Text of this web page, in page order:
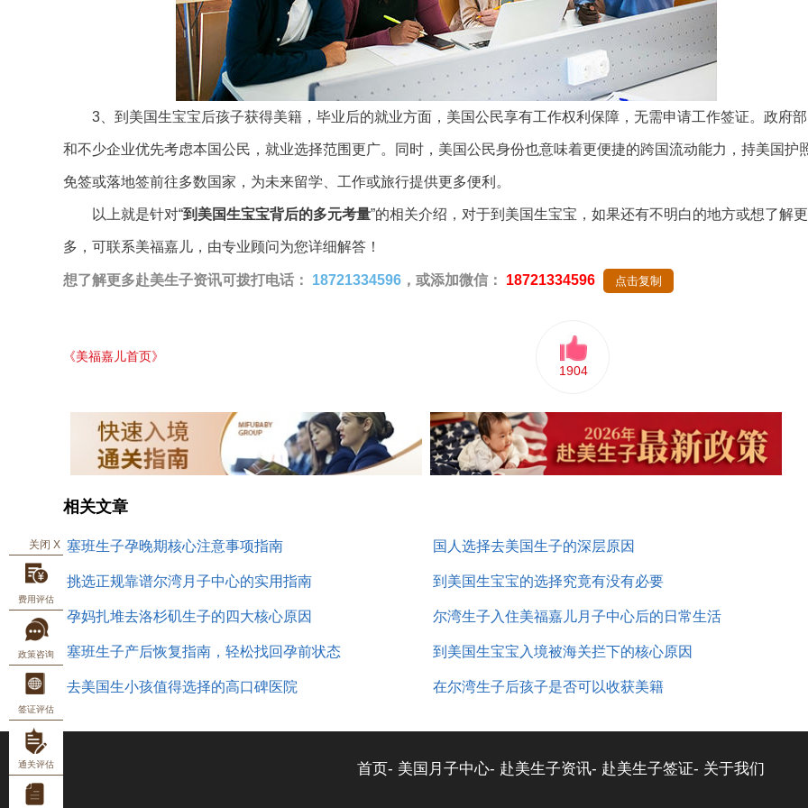
3、到美国生宝宝后孩子获得美籍，毕业后的就业方面，美国公民享有工作权利保障，无需申请工作签证。政府部
和不少企业优先考虑本国公民，就业选择范围更广。同时，美国公民身份也意味着更便捷的跨国流动能力，持美国护
免签或落地签前往多数国家，为未来留学、工作或旅行提供更多便利。
以上就是针对“到美国生宝宝背后的多元考量”的相关介绍，对于到美国生宝宝，如果还有不明白的地方或想了解更
多，可联系美福嘉儿，由专业顾问为您详细解答！
想了解更多赴美生子资讯可拨打电话： 18721334596 ，或添加微信： 18721334596 点击复制
《美福嘉儿首页》
1904
相关文章
塞班生子孕晚期核心注意事项指南 国人选择去美国生子的深层原因
挑选正规靠谱尔湾月子中心的实用指南 到美国生宝宝的选择究竟有没有必要
孕妈扎堆去洛杉矶生子的四大核心原因 尔湾生子入住美福嘉儿月子中心后的日常生活
塞班生子产后恢复指南，轻松找回孕前状态 到美国生宝宝入境被海关拦下的核心原因
去美国生小孩值得选择的高口碑医院 在尔湾生子后孩子是否可以收获美籍
关闭 X
费用评估
政策咨询
签证评估
通关评估 首页- 美国月子中心- 赴美生子资讯- 赴美生子签证- 关于我们